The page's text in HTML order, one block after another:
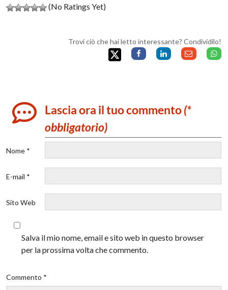
(No Ratings Yet)
Trovi ciò che hai letto interessante? Condividilo!
Lascia ora il tuo commento(*
obbligatorio)
Nome *
E-mail *
Sito Web
Salva il mio nome, email e sito web in questo browser
per la prossima volta che commento.
Commento *